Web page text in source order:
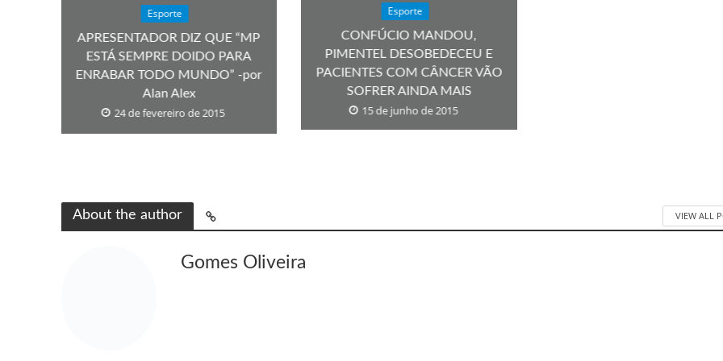
Esporte
APRESENTADOR DIZ QUE “MP
ESTÁ SEMPRE DOIDO PARA
ENRABAR TODO MUNDO” -por
Alan Alex
24 de fevereiro de 2015
Esporte
CONFÚCIO MANDOU,
PIMENTEL DESOBEDECEU E
PACIENTES COM CÂNCER VÃO
SOFRER AINDA MAIS
15 de junho de 2015
About the author VIEW ALL
Gomes Oliveira